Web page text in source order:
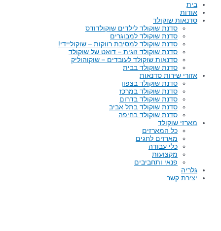
בית
אודות
סדנאות שוקולד
סדנת שוקולד לילדים שוקולדודס
סדנת שוקולד למבוגרים
סדנת שוקולד למסיבת רווקות – שוקוליידי!
סדנת שוקולד זוגית – דואט של שוקולד
סדנאות שוקולד לעובדים – שוקוהוליק
סדנת שוקולד בבית
אזורי שירות סדנאות
סדנת שוקולד בצפון
סדנת שוקולד במרכז
סדנת שוקולד בדרום
סדנת שוקולד בתל אביב
סדנת שוקולד בחיפה
מארזי שוקולד
כל המארזים
מארזים לחגים
כלי עבודה
מקצועות
פנאי ותחביבים
גלריה
יצירת קשר